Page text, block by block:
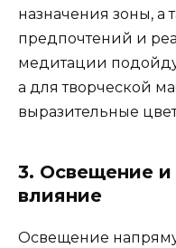
назначения зоны, а
предпочтений и
медитации
а для творческой
выразительные
3. Освещение
влияние
Освещение